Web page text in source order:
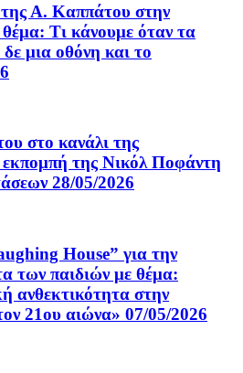
Α. Καππάτου στην
Τι κάνουμε όταν τα
μια οθόνη και το
στο κανάλι της
της Νικόλ Ποφάντη
28/05/2026
House” για την
των παιδιών με θέμα:
ανθεκτικότητα στην
21ου αιώνα» 07/05/2026